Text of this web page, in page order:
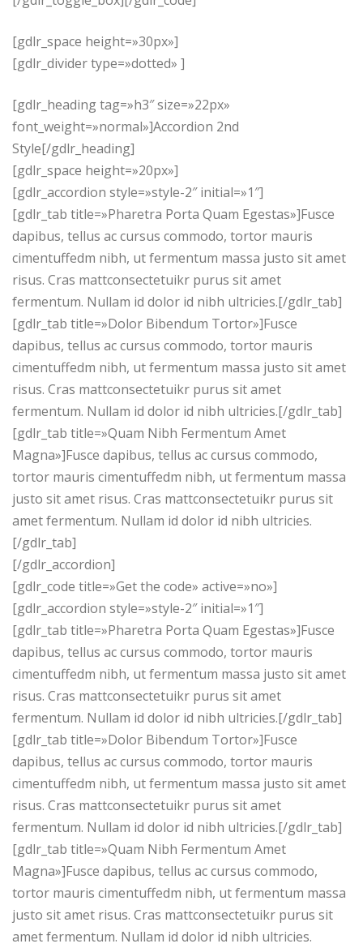
[gdlr_space height=»30px»]
[gdlr_divider type=»dotted» ]
[gdlr_heading tag=»h3″ size=»22px»
font_weight=»normal»]Accordion 2nd
Style[/gdlr_heading]
[gdlr_space height=»20px»]
[gdlr_accordion style=»style-2″ initial=»1″]
[gdlr_tab title=»Pharetra Porta Quam Egestas»]Fusce
dapibus, tellus ac cursus commodo, tortor mauris
cimentuffedm nibh, ut fermentum massa justo sit amet
risus. Cras mattconsectetuikr purus sit amet
fermentum. Nullam id dolor id nibh ultricies.[/gdlr_tab]
[gdlr_tab title=»Dolor Bibendum Tortor»]Fusce
dapibus, tellus ac cursus commodo, tortor mauris
cimentuffedm nibh, ut fermentum massa justo sit amet
risus. Cras mattconsectetuikr purus sit amet
fermentum. Nullam id dolor id nibh ultricies.[/gdlr_tab]
[gdlr_tab title=»Quam Nibh Fermentum Amet
Magna»]Fusce dapibus, tellus ac cursus commodo,
tortor mauris cimentuffedm nibh, ut fermentum massa
justo sit amet risus. Cras mattconsectetuikr purus sit
amet fermentum. Nullam id dolor id nibh ultricies.
[/gdlr_tab]
[/gdlr_accordion]
[gdlr_code title=»Get the code» active=»no»]
[gdlr_accordion style=»style-2″ initial=»1″]
[gdlr_tab title=»Pharetra Porta Quam Egestas»]Fusce
dapibus, tellus ac cursus commodo, tortor mauris
cimentuffedm nibh, ut fermentum massa justo sit amet
risus. Cras mattconsectetuikr purus sit amet
fermentum. Nullam id dolor id nibh ultricies.[/gdlr_tab]
[gdlr_tab title=»Dolor Bibendum Tortor»]Fusce
dapibus, tellus ac cursus commodo, tortor mauris
cimentuffedm nibh, ut fermentum massa justo sit amet
risus. Cras mattconsectetuikr purus sit amet
fermentum. Nullam id dolor id nibh ultricies.[/gdlr_tab]
[gdlr_tab title=»Quam Nibh Fermentum Amet
Magna»]Fusce dapibus, tellus ac cursus commodo,
tortor mauris cimentuffedm nibh, ut fermentum massa
justo sit amet risus. Cras mattconsectetuikr purus sit
amet fermentum. Nullam id dolor id nibh ultricies.